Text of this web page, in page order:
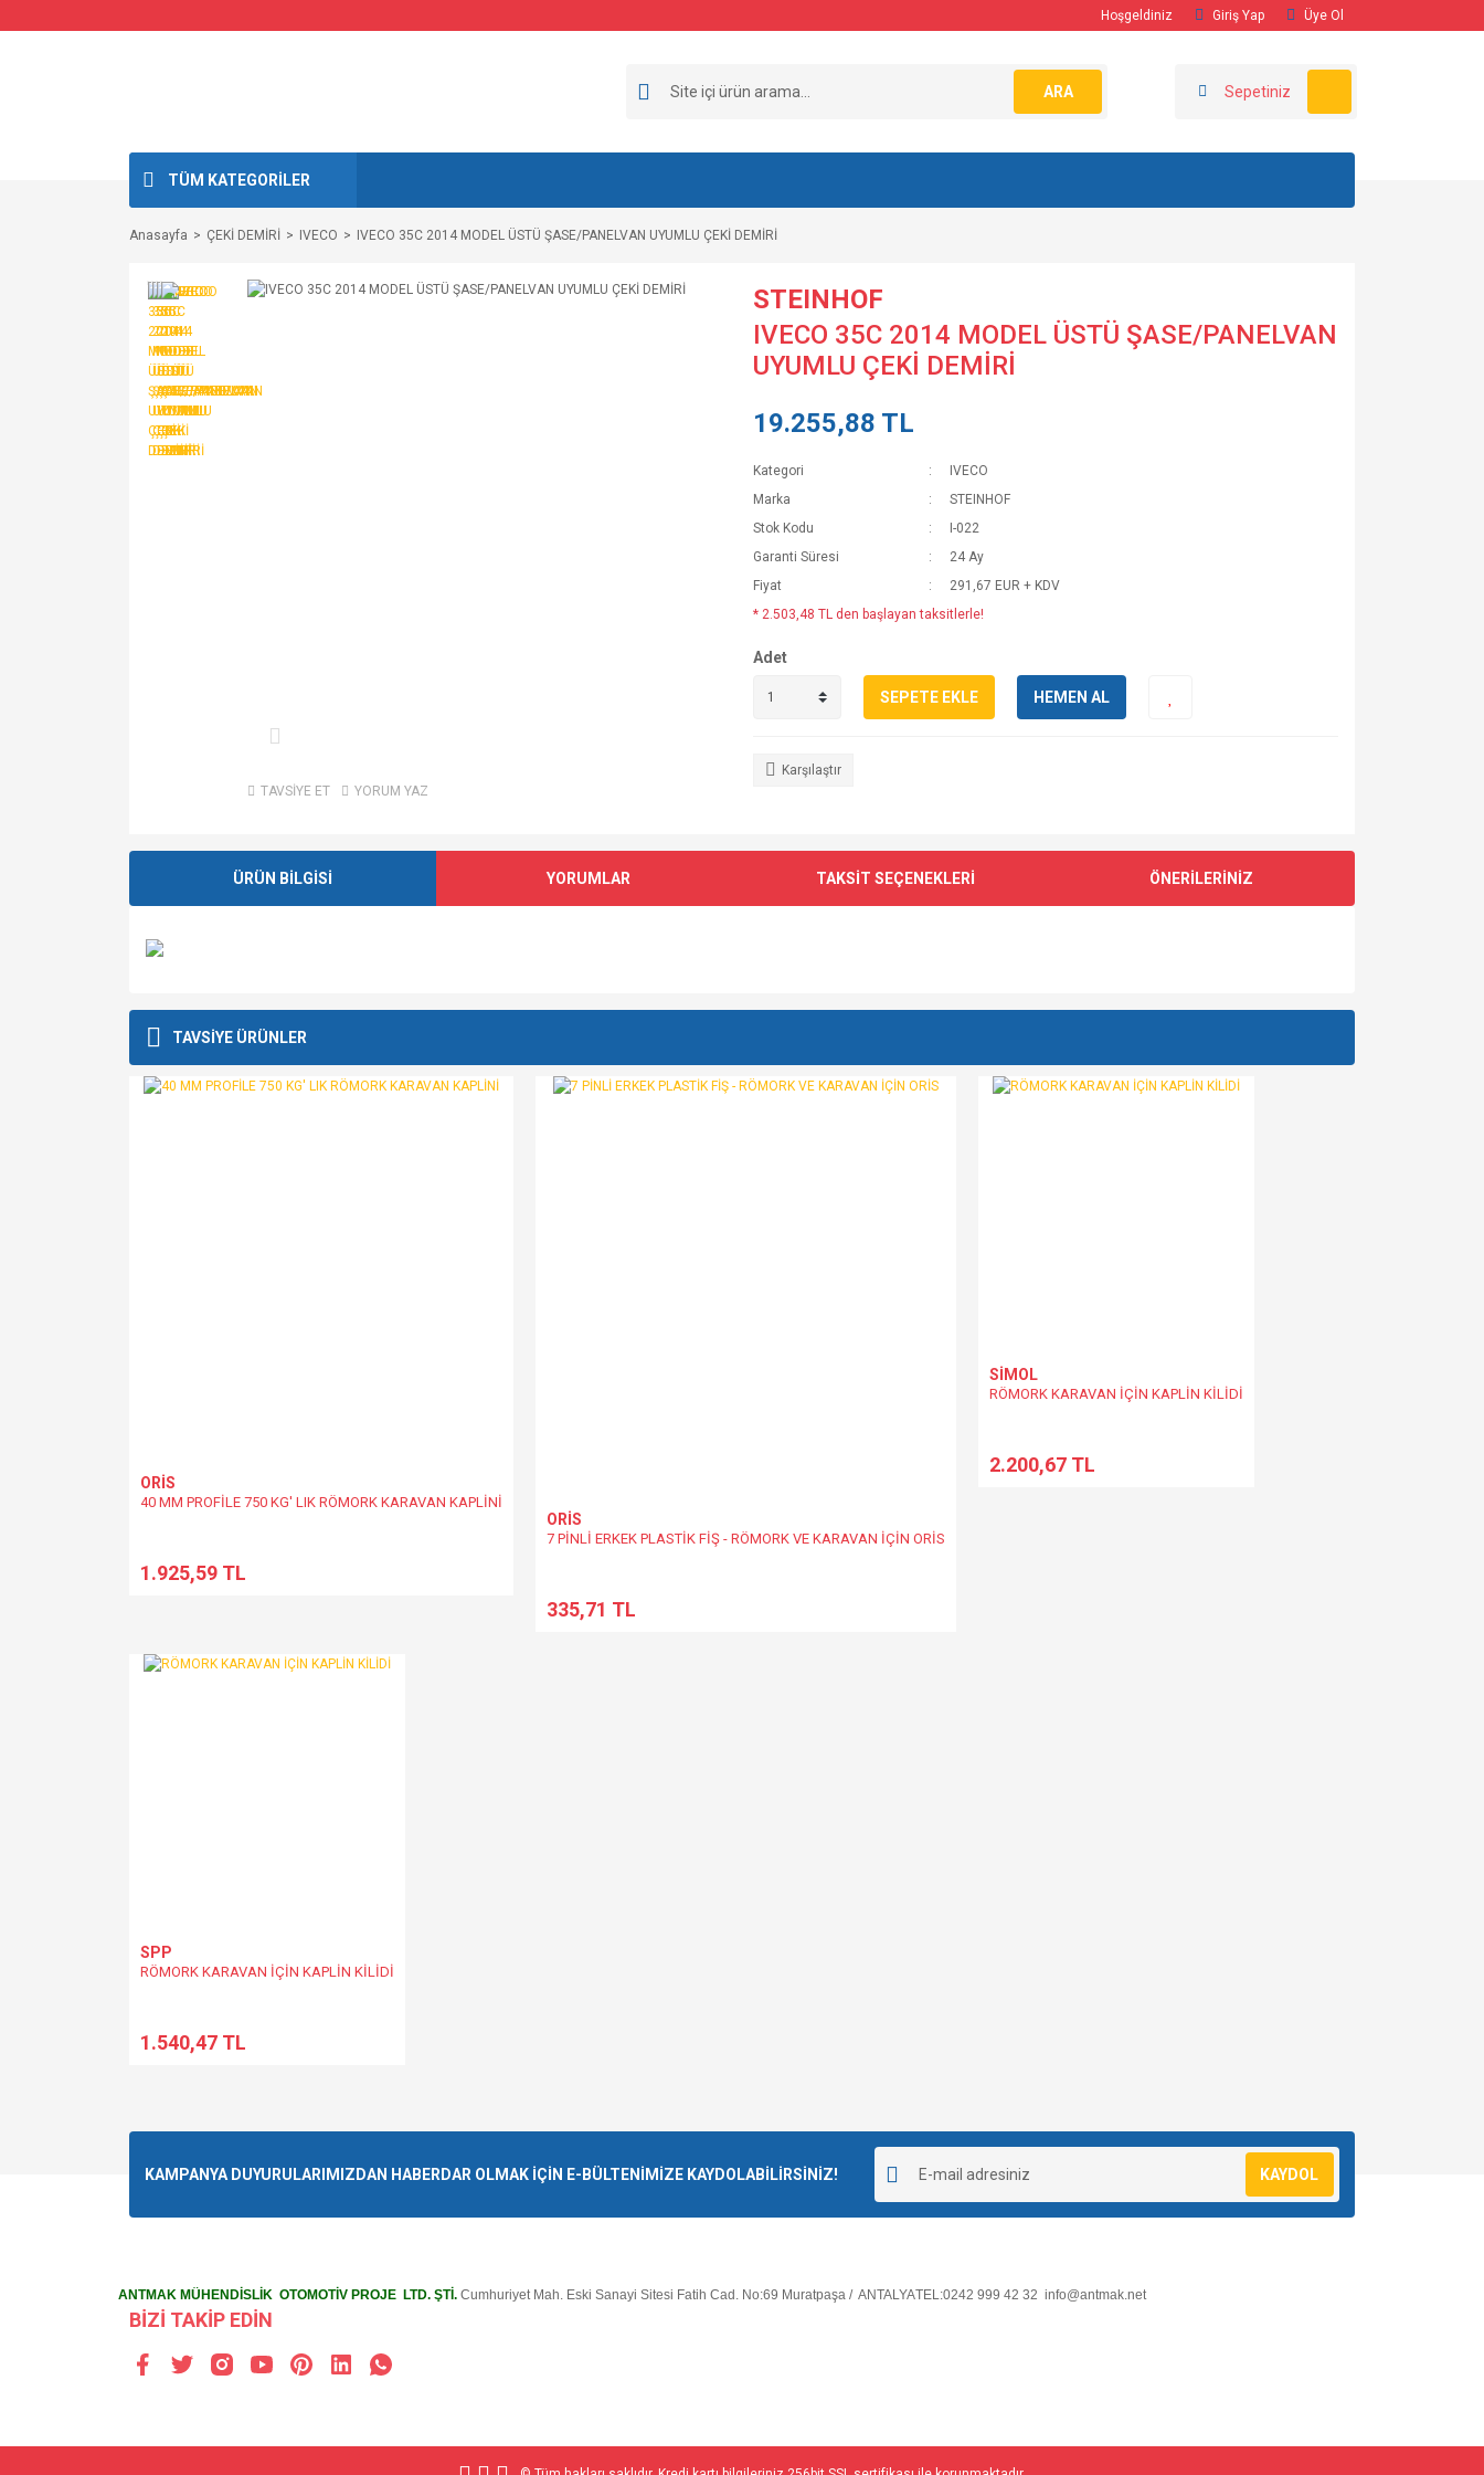
Hoşgeldiniz Giriş Yap Üye Ol
ARA Sepetiniz
TÜM KATEGORİLER
Anasayfa ÇEKİ DEMİRİ IVECO IVECO 35C 2014 MODEL ÜSTÜ ŞASE/PANELVAN UYUMLU ÇEKİ DEMİRİ
TAVSİYE ET YORUM YAZ
STEINHOF
IVECO 35C 2014 MODEL ÜSTÜ ŞASE/PANELVAN
UYUMLU ÇEKİ DEMİRİ
19.255,88 TL
Kategori
IVECO
Marka
STEINHOF
Stok Kodu
I-022
Garanti Süresi
24 Ay
Fiyat
291,67 EUR + KDV
* 2.503,48 TL den başlayan taksitlerle!
Adet
SEPETE EKLE HEMEN AL
Karşılaştır
ÜRÜN BİLGİSİ YORUMLAR TAKSİT SEÇENEKLERİ ÖNERİLERİNİZ
Ürün resmi kalitesiz, bozuk veya görüntülenemiyor.
TAVSİYE ÜRÜNLER
ORİS
40 MM PROFİLE 750 KG' LIK RÖMORK KARAVAN KAPLİNİ
1.925,59 TL
ORİS
7 PİNLİ ERKEK PLASTİK FİŞ - RÖMORK VE KARAVAN İÇİN ORİS
335,71 TL
SİMOL
RÖMORK KARAVAN İÇİN KAPLİN KİLİDİ
2.200,67 TL
SPP
RÖMORK KARAVAN İÇİN KAPLİN KİLİDİ
1.540,47 TL
KAMPANYA DUYURULARIMIZDAN HABERDAR OLMAK İÇİN E-BÜLTENİMİZE KAYDOLABİLİRSİNİZ! KAYDOL
ANTMAK MÜHENDİSLİK OTOMOTİV PROJE LTD. ŞTİ. Cumhuriyet Mah. Eski Sanayi Sitesi Fatih Cad. No:69 Muratpaşa / ANTALYATEL:0242 999 42 32 info@antmak.net
BİZİ TAKİP EDİN